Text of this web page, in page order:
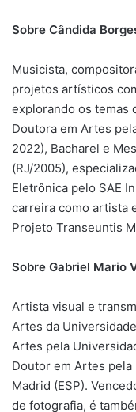
Sobre Cândida
Musicista,
projetos artísticos
explorando os temas
Doutora em Artes
2022), Bacharel e
(RJ/2005),
Eletrônica pelo SAE
carreira como artista
Projeto Transeuntis
Sobre Gabriel Mario
Artista visual e
Artes da
Artes pela
Doutor em Artes
Madrid (ESP).
de fotografia, é